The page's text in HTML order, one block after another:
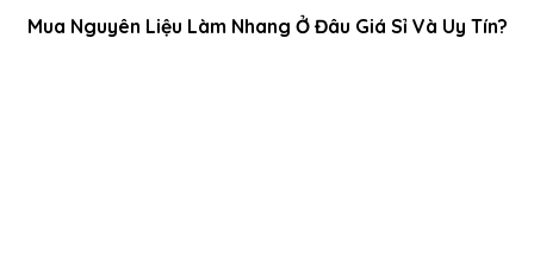
Mua Nguyên Liệu Làm Nhang Ở Đâu Giá Sỉ Và Uy Tín?